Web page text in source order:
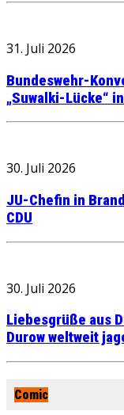
31. Juli 2026
Bundeswehr-
„Suwalki-Lücke“
30. Juli 2026
JU-Chefin in
CDU
30. Juli 2026
Liebesgrüße aus
Durow weltweit
Comic